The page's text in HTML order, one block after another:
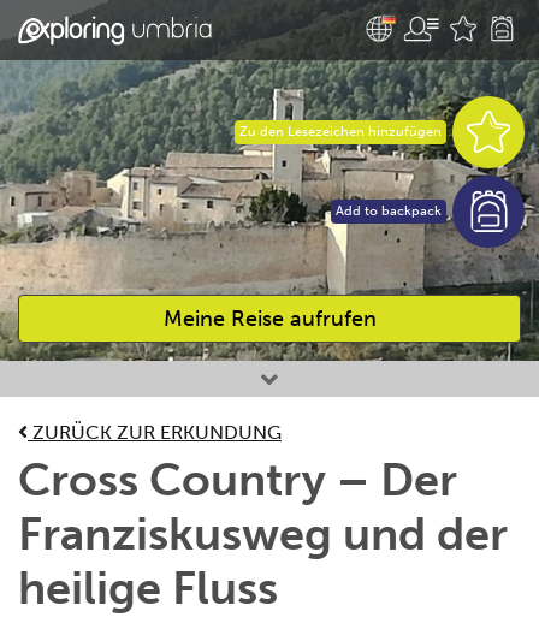
Meine Reise aufrufen
Bevorzugte Aktivitäten
Zu den Lesezeichen hinzufügen
Add to backpack
ZURÜCK ZUR ERKUNDUNG
Cross Country – Der
Franziskusweg und der
heilige Fluss